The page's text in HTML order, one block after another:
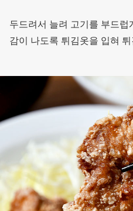
두드려서 늘려 고기를 부드럽
감이 나도록 튀김옷을 입혀